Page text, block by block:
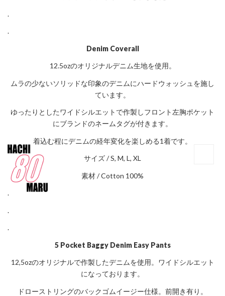
.
.
Denim Coverall
12.5ozのオリジナルデニム生地を使用。
ムラの少ないソリッドな印象のデニムにハードウォッシュを施し
ています。
ゆったりとしたワイドシルエットで作製しフロント左胸ポケット
にブランドのネームタグが付きます。
着込む程にデニムの経年変化を楽しめる1着です。
サイズ / S, M, L, XL
素材 / Cotton 100%
.
.
.
5 Pocket Baggy Denim Easy Pants
12,5ozのオリジナルで作製したデニムを使用。ワイドシルエット
になっております。
ドローストリングのバックゴムイージー仕様。前開き有り。